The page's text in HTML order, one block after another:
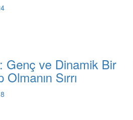
Genç ve Dinamik Bir
Sırrı